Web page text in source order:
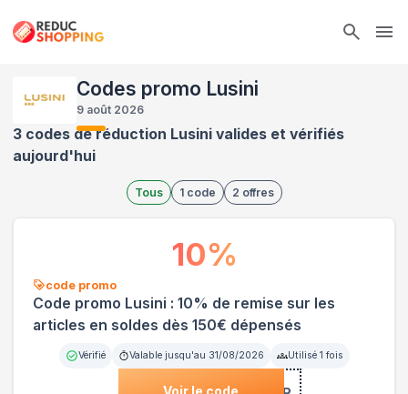
Codes promo Lusini
9 août 2026
3 codes de réduction Lusini valides et vérifiés
aujourd'hui
Tous 1 code 2 offres
code promo
Code promo Lusini : 10% de remise sur les
articles en soldes dès 150€ dépensés
Vérifié Valable jusqu'au 31/08/2026 Utilisé 1 fois
Voir le code
10%